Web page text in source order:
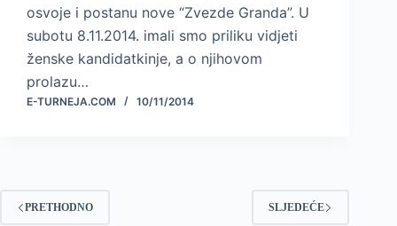
osvoje i postanu nove “Zvezde Granda”. U
subotu 8.11.2014. imali smo priliku vidjeti
ženske kandidatkinje, a o njihovom
prolazu…
E-TURNEJA.COM 10/11/2014
PRETHODNO SLJEDEĆE